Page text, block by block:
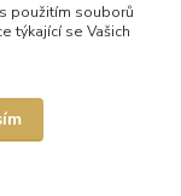
s použitím souborů
týkající se Vašich